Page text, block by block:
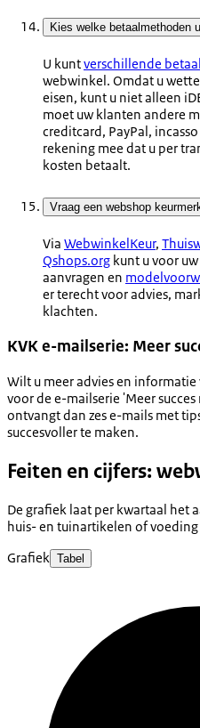
Kies welke betaalmethoden
U kuntverschillende
webwinkel. Omdat u
eisen, kunt u niet alleen
moet uw klanten andere
creditcard, PayPal,
rekening mee dat u per
kosten betaalt.
Vraag een webshop
Via WebwinkelKeur,
Qshops.org kunt u voor
aanvragen en
er terecht voor advies,
klachten.
KVK e-mailserie: Meer
Wilt u meer advies en informatie
voor de e-mailserie 'Meer
ontvangt dan zes e-mails met
succesvoller te maken.
Feiten en cijfers:
De grafiek laat per kwartaal het
huis- en tuinartikelen of
Grafiek Tabel